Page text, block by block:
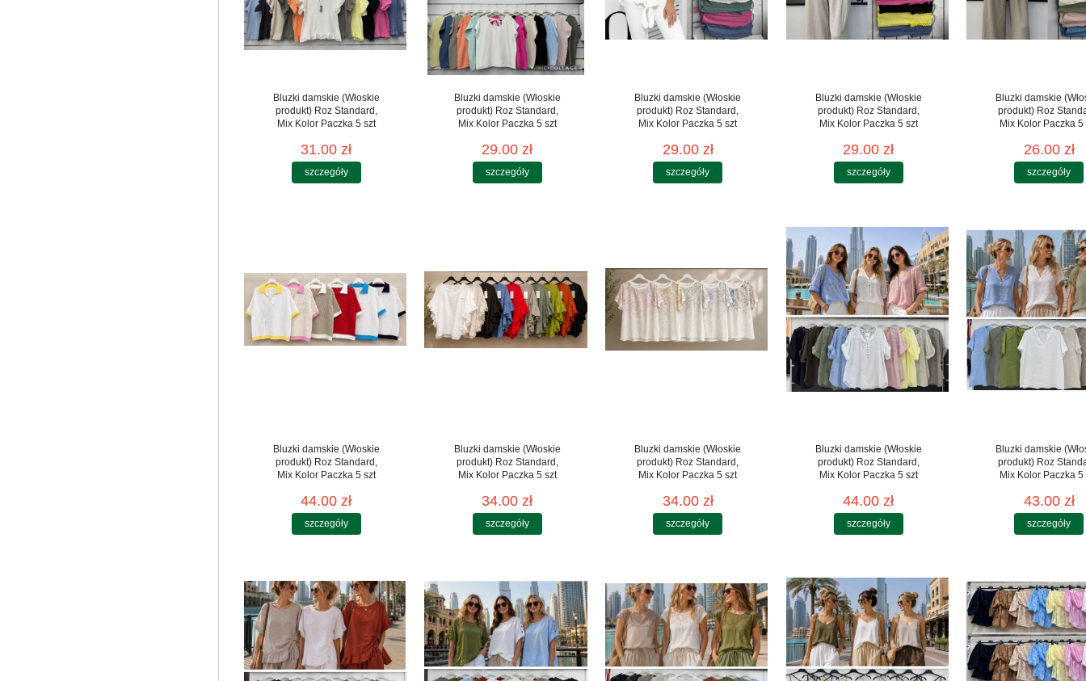
Bluzki damskie (Włoskie
produkt) Roz Standard,
Mix Kolor Paczka 5 szt
31.00 zł
szczegóły
Bluzki damskie (Włoskie
produkt) Roz Standard,
Mix Kolor Paczka 5 szt
29.00 zł
szczegóły
Bluzki damskie (Włoskie
produkt) Roz Standard,
Mix Kolor Paczka 5 szt
29.00 zł
szczegóły
Bluzki damskie (Włoskie
produkt) Roz Standard,
Mix Kolor Paczka 5 szt
29.00 zł
szczegóły
Bluzki damskie
produkt) Roz
Mix Kolor Paczka 5
26.00 zł
szczegóły
Bluzki damskie (Włoskie
produkt) Roz Standard,
Mix Kolor Paczka 5 szt
44.00 zł
szczegóły
Bluzki damskie (Włoskie
produkt) Roz Standard,
Mix Kolor Paczka 5 szt
34.00 zł
szczegóły
Bluzki damskie (Włoskie
produkt) Roz Standard,
Mix Kolor Paczka 5 szt
34.00 zł
szczegóły
Bluzki damskie (Włoskie
produkt) Roz Standard,
Mix Kolor Paczka 5 szt
44.00 zł
szczegóły
Bluzki damskie
produkt) Roz
Mix Kolor Paczka 5
43.00 zł
szczegóły